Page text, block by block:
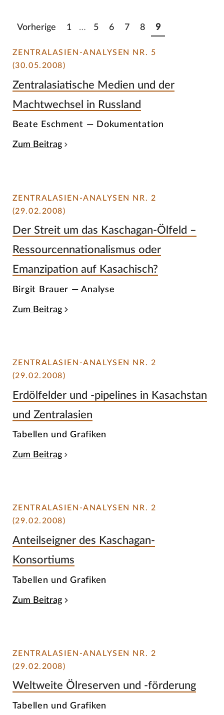
Vorherige 1 … 5 6 7 8 9
ZENTRALASIEN-ANALYSEN NR. 5
(30.05.2008)
Zentralasiatische Medien und der
Machtwechsel in Russland
Beate Eschment — Dokumentation
Zum Beitrag
ZENTRALASIEN-ANALYSEN NR. 2
(29.02.2008)
Der Streit um das Kaschagan-Ölfeld –
Ressourcennationalismus oder
Emanzipation auf Kasachisch?
Birgit Brauer — Analyse
Zum Beitrag
ZENTRALASIEN-ANALYSEN NR. 2
(29.02.2008)
Erdölfelder und -pipelines in Kasachstan
und Zentralasien
Tabellen und Grafiken
Zum Beitrag
ZENTRALASIEN-ANALYSEN NR. 2
(29.02.2008)
Anteilseigner des Kaschagan-
Konsortiums
Tabellen und Grafiken
Zum Beitrag
ZENTRALASIEN-ANALYSEN NR. 2
(29.02.2008)
Weltweite Ölreserven und -förderung
Tabellen und Grafiken